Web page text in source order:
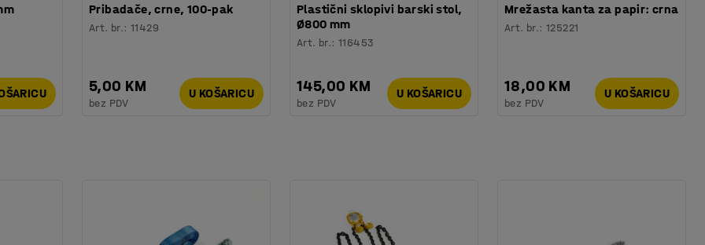
Pribadače, crne, 100-pak
Art. br.:11429
5,00 KM
bez PDV
U KOŠARICU
Plastični sklopivi barski stol,
Ø800 mm
Art. br.:116453
145,00 KM
bez PDV
U KOŠARICU
Mrežasta kanta za papir: crna
Art. br.:125221
18,00 KM
bez PDV
U KOŠARICU